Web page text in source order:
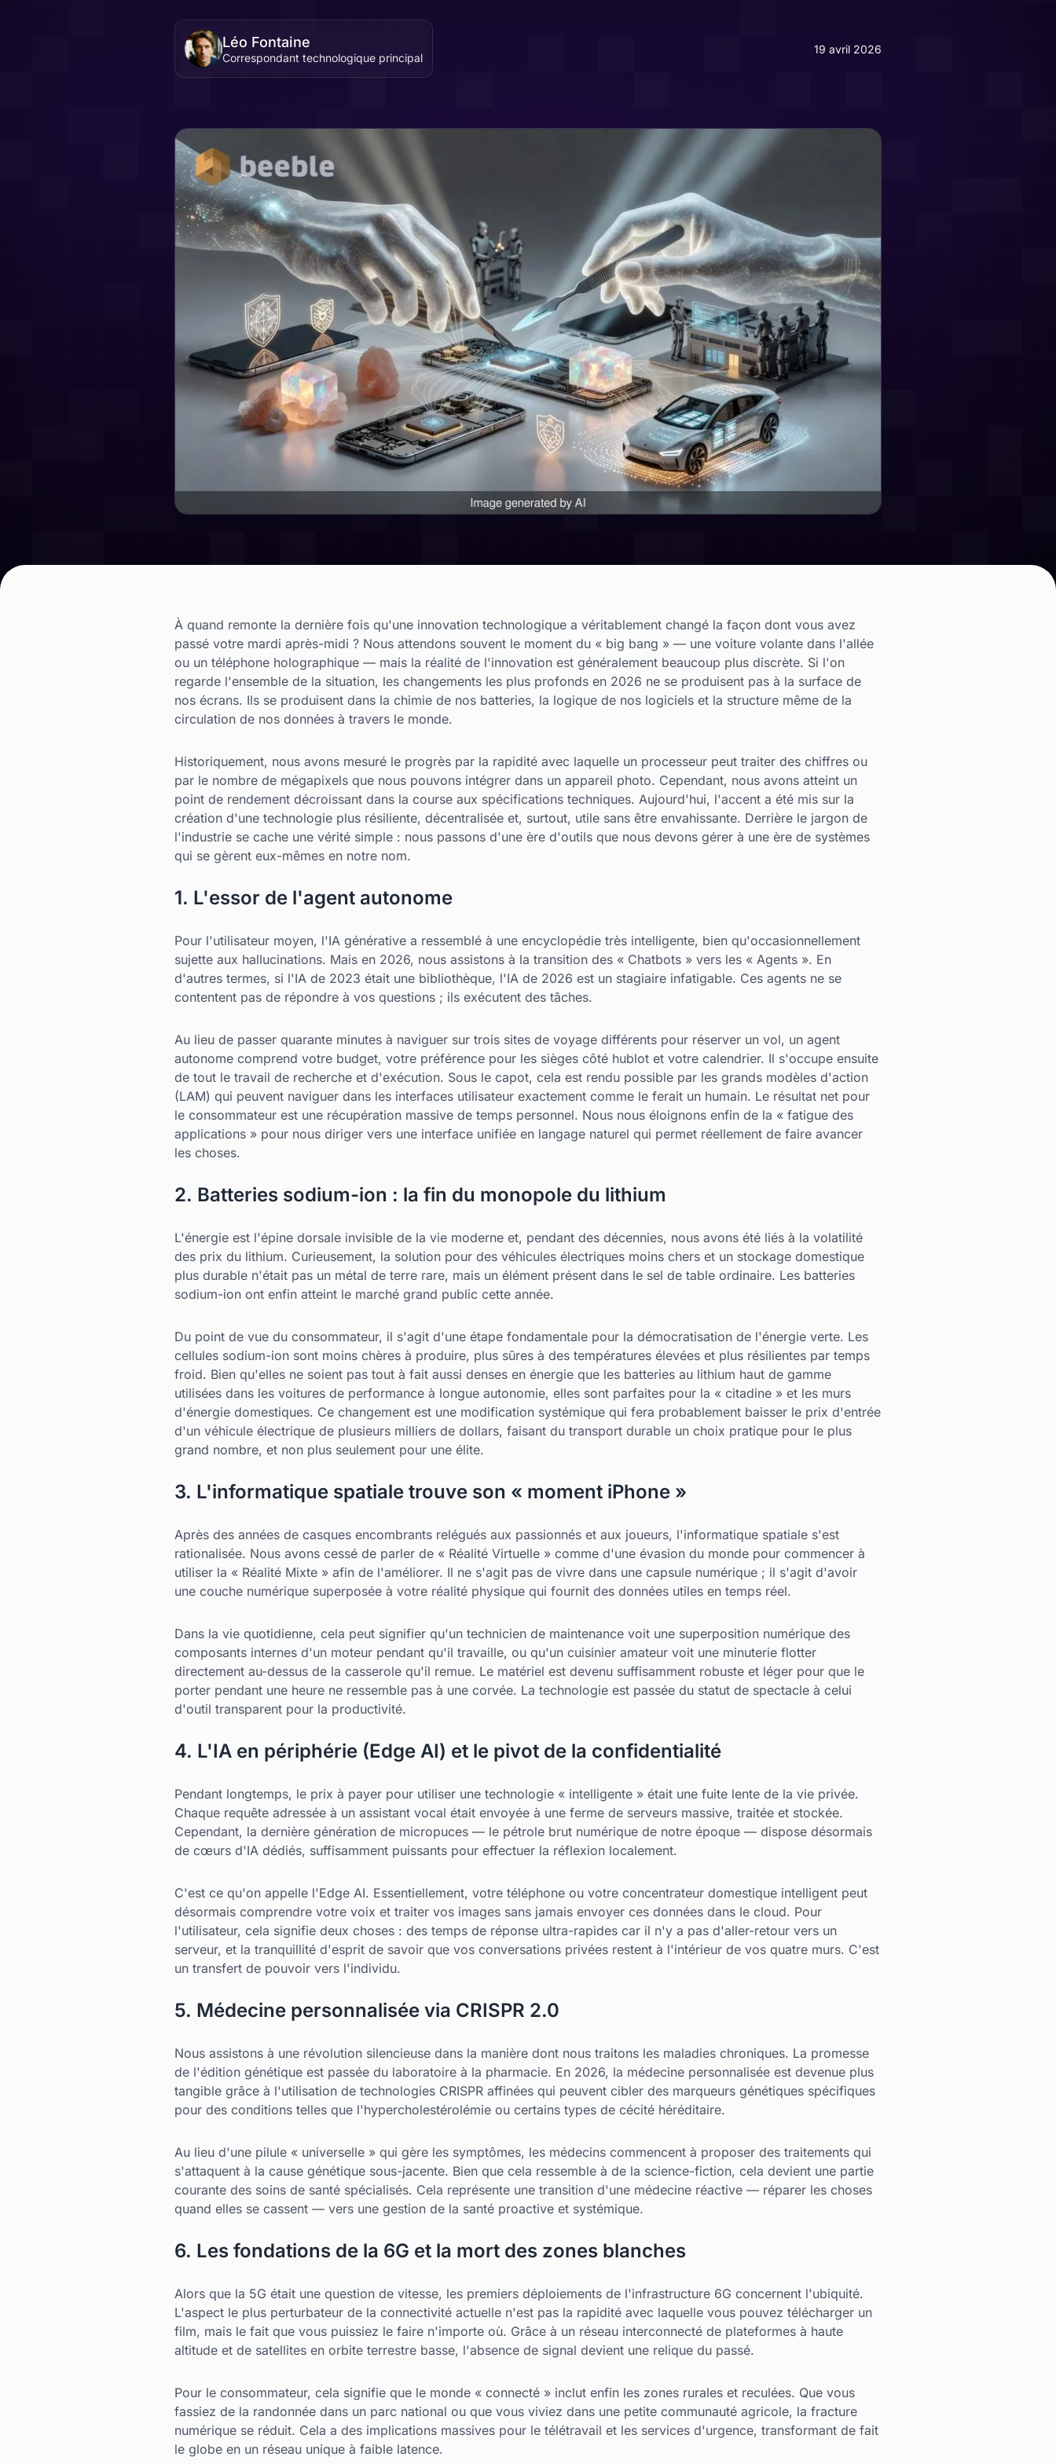
Léo Fontaine
Correspondant technologique principal
19 avril 2026
À quand remonte la dernière fois qu'une innovation technologique a véritablement changé la façon dont vous avez
passé votre mardi après-midi ? Nous attendons souvent le moment du « big bang » — une voiture volante dans l'allée
ou un téléphone holographique — mais la réalité de l'innovation est généralement beaucoup plus discrète. Si l'on
regarde l'ensemble de la situation, les changements les plus profonds en 2026 ne se produisent pas à la surface de
nos écrans. Ils se produisent dans la chimie de nos batteries, la logique de nos logiciels et la structure même de la
circulation de nos données à travers le monde.
Historiquement, nous avons mesuré le progrès par la rapidité avec laquelle un processeur peut traiter des chiffres ou
par le nombre de mégapixels que nous pouvons intégrer dans un appareil photo. Cependant, nous avons atteint un
point de rendement décroissant dans la course aux spécifications techniques. Aujourd'hui, l'accent a été mis sur la
création d'une technologie plus résiliente, décentralisée et, surtout, utile sans être envahissante. Derrière le jargon de
l'industrie se cache une vérité simple : nous passons d'une ère d'outils que nous devons gérer à une ère de systèmes
qui se gèrent eux-mêmes en notre nom.
1. L'essor de l'agent autonome
Pour l'utilisateur moyen, l'IA générative a ressemblé à une encyclopédie très intelligente, bien qu'occasionnellement
sujette aux hallucinations. Mais en 2026, nous assistons à la transition des « Chatbots » vers les « Agents ». En
d'autres termes, si l'IA de 2023 était une bibliothèque, l'IA de 2026 est un stagiaire infatigable. Ces agents ne se
contentent pas de répondre à vos questions ; ils exécutent des tâches.
Au lieu de passer quarante minutes à naviguer sur trois sites de voyage différents pour réserver un vol, un agent
autonome comprend votre budget, votre préférence pour les sièges côté hublot et votre calendrier. Il s'occupe ensuite
de tout le travail de recherche et d'exécution. Sous le capot, cela est rendu possible par les grands modèles d'action
(LAM) qui peuvent naviguer dans les interfaces utilisateur exactement comme le ferait un humain. Le résultat net pour
le consommateur est une récupération massive de temps personnel. Nous nous éloignons enfin de la « fatigue des
applications » pour nous diriger vers une interface unifiée en langage naturel qui permet réellement de faire avancer
les choses.
2. Batteries sodium-ion : la fin du monopole du lithium
L'énergie est l'épine dorsale invisible de la vie moderne et, pendant des décennies, nous avons été liés à la volatilité
des prix du lithium. Curieusement, la solution pour des véhicules électriques moins chers et un stockage domestique
plus durable n'était pas un métal de terre rare, mais un élément présent dans le sel de table ordinaire. Les batteries
sodium-ion ont enfin atteint le marché grand public cette année.
Du point de vue du consommateur, il s'agit d'une étape fondamentale pour la démocratisation de l'énergie verte. Les
cellules sodium-ion sont moins chères à produire, plus sûres à des températures élevées et plus résilientes par temps
froid. Bien qu'elles ne soient pas tout à fait aussi denses en énergie que les batteries au lithium haut de gamme
utilisées dans les voitures de performance à longue autonomie, elles sont parfaites pour la « citadine » et les murs
d'énergie domestiques. Ce changement est une modification systémique qui fera probablement baisser le prix d'entrée
d'un véhicule électrique de plusieurs milliers de dollars, faisant du transport durable un choix pratique pour le plus
grand nombre, et non plus seulement pour une élite.
3. L'informatique spatiale trouve son « moment iPhone »
Après des années de casques encombrants relégués aux passionnés et aux joueurs, l'informatique spatiale s'est
rationalisée. Nous avons cessé de parler de « Réalité Virtuelle » comme d'une évasion du monde pour commencer à
utiliser la « Réalité Mixte » afin de l'améliorer. Il ne s'agit pas de vivre dans une capsule numérique ; il s'agit d'avoir
une couche numérique superposée à votre réalité physique qui fournit des données utiles en temps réel.
Dans la vie quotidienne, cela peut signifier qu'un technicien de maintenance voit une superposition numérique des
composants internes d'un moteur pendant qu'il travaille, ou qu'un cuisinier amateur voit une minuterie flotter
directement au-dessus de la casserole qu'il remue. Le matériel est devenu suffisamment robuste et léger pour que le
porter pendant une heure ne ressemble pas à une corvée. La technologie est passée du statut de spectacle à celui
d'outil transparent pour la productivité.
4. L'IA en périphérie (Edge AI) et le pivot de la confidentialité
Pendant longtemps, le prix à payer pour utiliser une technologie « intelligente » était une fuite lente de la vie privée.
Chaque requête adressée à un assistant vocal était envoyée à une ferme de serveurs massive, traitée et stockée.
Cependant, la dernière génération de micropuces — le pétrole brut numérique de notre époque — dispose désormais
de cœurs d'IA dédiés, suffisamment puissants pour effectuer la réflexion localement.
C'est ce qu'on appelle l'Edge AI. Essentiellement, votre téléphone ou votre concentrateur domestique intelligent peut
désormais comprendre votre voix et traiter vos images sans jamais envoyer ces données dans le cloud. Pour
l'utilisateur, cela signifie deux choses : des temps de réponse ultra-rapides car il n'y a pas d'aller-retour vers un
serveur, et la tranquillité d'esprit de savoir que vos conversations privées restent à l'intérieur de vos quatre murs. C'est
un transfert de pouvoir vers l'individu.
5. Médecine personnalisée via CRISPR 2.0
Nous assistons à une révolution silencieuse dans la manière dont nous traitons les maladies chroniques. La promesse
de l'édition génétique est passée du laboratoire à la pharmacie. En 2026, la médecine personnalisée est devenue plus
tangible grâce à l'utilisation de technologies CRISPR affinées qui peuvent cibler des marqueurs génétiques spécifiques
pour des conditions telles que l'hypercholestérolémie ou certains types de cécité héréditaire.
Au lieu d'une pilule « universelle » qui gère les symptômes, les médecins commencent à proposer des traitements qui
s'attaquent à la cause génétique sous-jacente. Bien que cela ressemble à de la science-fiction, cela devient une partie
courante des soins de santé spécialisés. Cela représente une transition d'une médecine réactive — réparer les choses
quand elles se cassent — vers une gestion de la santé proactive et systémique.
6. Les fondations de la 6G et la mort des zones blanches
Alors que la 5G était une question de vitesse, les premiers déploiements de l'infrastructure 6G concernent l'ubiquité.
L'aspect le plus perturbateur de la connectivité actuelle n'est pas la rapidité avec laquelle vous pouvez télécharger un
film, mais le fait que vous puissiez le faire n'importe où. Grâce à un réseau interconnecté de plateformes à haute
altitude et de satellites en orbite terrestre basse, l'absence de signal devient une relique du passé.
Pour le consommateur, cela signifie que le monde « connecté » inclut enfin les zones rurales et reculées. Que vous
fassiez de la randonnée dans un parc national ou que vous viviez dans une petite communauté agricole, la fracture
numérique se réduit. Cela a des implications massives pour le télétravail et les services d'urgence, transformant de fait
le globe en un réseau unique à faible latence.